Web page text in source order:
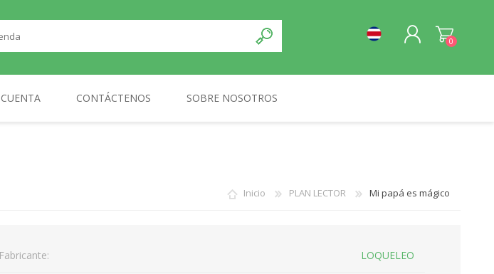
0
CONTÁCTENOS SOBRE NOSOTROS
Inicio PLAN LECTOR Mi papá es mágico
Fabricante: LOQUELEO